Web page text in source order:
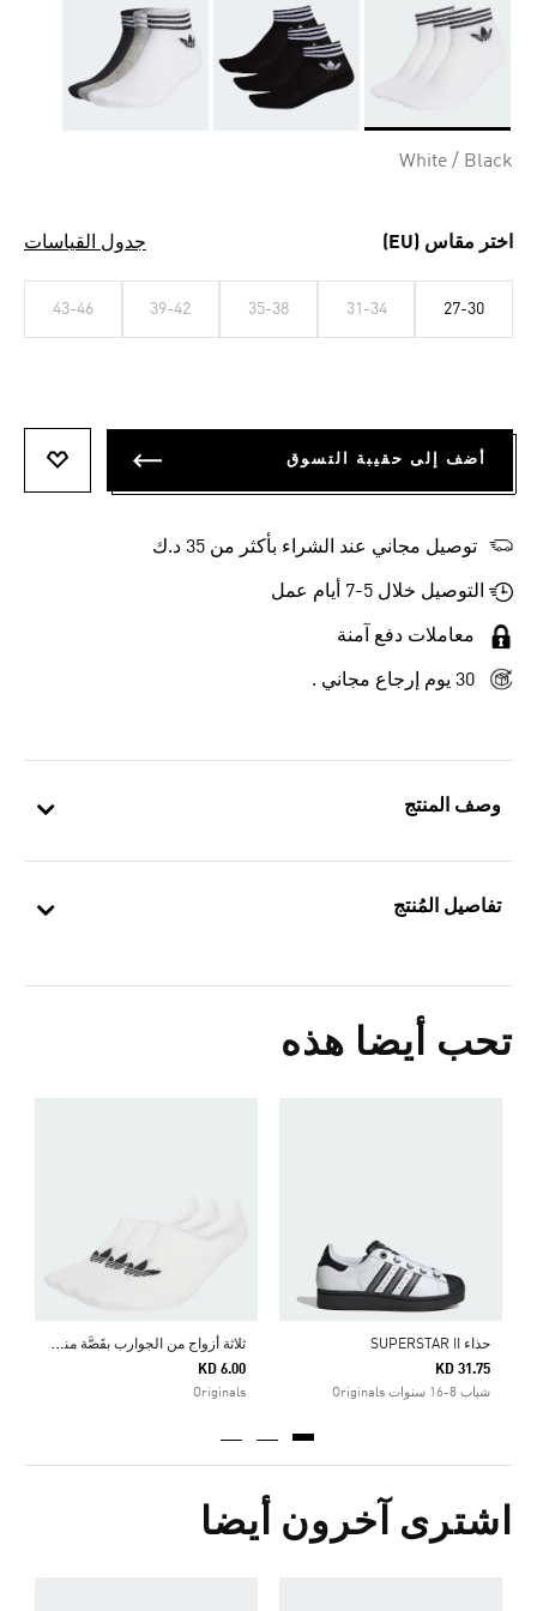
وصف المنتج
تفاصيل المُنتج
تحب أيضا هذه
حذاء SUPERSTAR II
KD 31.75
شباب 8-16 سنوات Originals
ث
لاثة أزواج من الجوارب بقَصَّة منخفضة
KD 6.00
Originals
اشترى آخرون أيضا
White / Black
اختر مقاس (EU) جدول القياسات
27-30
31-34
35-38
39-42
43-46
أضف إلى حقيبة التسوق
توصيل مجاني عند الشراء بأكثر من 35 د.ك
التوصيل خلال 5-7 أيام عمل
معاملات دفع آمنة